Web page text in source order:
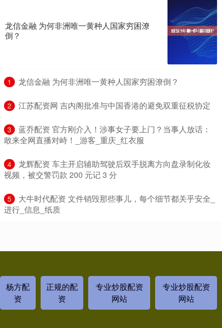
龙信金融 为何非洲唯一黄种人国家穷困潦
倒？
1 ​龙信金融 为何非洲唯一黄种人国家穷困潦倒？
2 ​江苏配资网 吉内阁批准与中国香港的避免双重征税协定
3
​蓝乔配资 官方刚介入！涉事女子要上门？当事人放话：
敢来全网直播对峙！_游客_重庆_红衣服
4
​龙辉配资 车主开启辅助驾驶后双手脱离方向盘录制化妆
视频，被交警罚款 200 元记 3 分
5
​大牛时代配资 文件销毁那些事儿，每个细节都关乎安全_
进行_信息_纸质
杨方配
资
正规的配
资
专业炒股配资
网站
专业炒股配资
网站